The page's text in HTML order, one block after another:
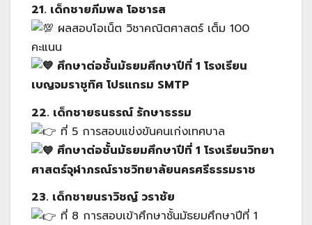
21. เด็กชายภีมพล โอชารส
ผลสอบโอเน็ต วิชาคณิตศาสตร์ เต็ม 100
คะแนน
ศึกษาต่อชั้นมัธยมศึกษาปีที่ 1 โรงเรียน
เบญจมราชูทิศ โปรแกรม SMTP
22. เด็กชายธนธรณ์ รักษาธรรม
ที่ 5 การสอบแข่งขันคนเก่งเทศบาล
ศึกษาต่อชั้นมัธยมศึกษาปีที่ 1 โรงเรียนวิทยา
ศาสตร์จุฬาภรณ์ราชวิทยาลัยนครศรีธรรมราช
23. เด็กชายนราวิชญ์ วราชัย
ที่ 8 การสอบเข้าศึกษาชั้นมัธยมศึกษาปีที่ 1